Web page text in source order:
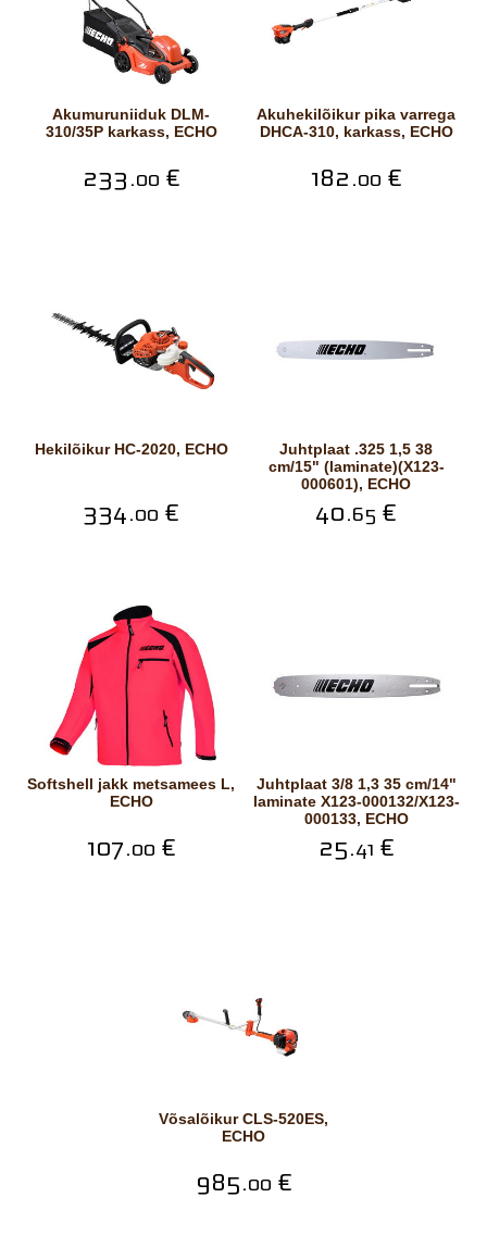
Akumuruniiduk DLM-
310/35P karkass, ECHO
233.00 €
Akuhekilõikur pika varrega
DHCA-310, karkass, ECHO
182.00 €
Hekilõikur HC-2020, ECHO
334.00 €
Juhtplaat .325 1,5 38
cm/15" (laminate)(X123-
000601), ECHO
40.65 €
Softshell jakk metsamees L,
ECHO
107.00 €
Juhtplaat 3/8 1,3 35 cm/14"
laminate X123-000132/X123-
000133, ECHO
25.41 €
Võsalõikur CLS-520ES,
ECHO
985.00 €